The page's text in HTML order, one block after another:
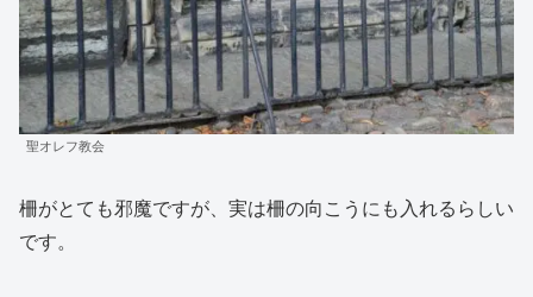
聖オレフ教会
柵がとても邪魔ですが、実は柵の向こうにも入れるらしい
です。